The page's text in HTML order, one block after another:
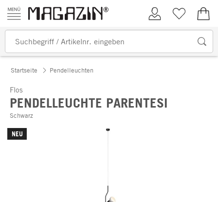
Zum Inhalt springen
Kundenkonto
Merkliste
Startseite Pendelleuchten
Flos
PENDELLEUCHTE PARENTESI
Schwarz
NEU